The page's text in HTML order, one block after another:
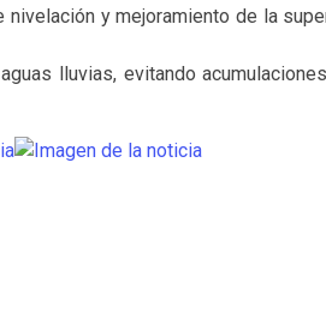
y mejoramiento de la
lluvias, evitando